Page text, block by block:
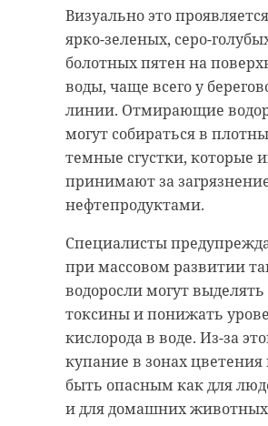
Визуально это
ярко-зеленых, серо-
болотных пятен на
воды, чаще всего у
линии. Отмирающие
могут собираться в
темные сгустки, которые
принимают за
нефтепродуктами.
Специалисты
при массовом развитии
водоросли могут выделять
токсины и понижать
кислорода в воде. Из-за
купание в зонах
быть опасным как для
и для домашних
Проверку провели после
обращений жителей. В
июня они сообщили, что в
Приозерске и городе
(Тосненский район)
лекарства для животных
лицензии. Инспекторы
подтвердили информацию:
выставлены на витринах
ветеринарные препараты
ценниками. Согласно
лицензий
предпринимателей
лицензии на
ветеринарной
деятельности.
Среди других нарушений -
отсутствие документов о
прохождении
медосмотра и
Комиссия также выявила
иностранцев, которые
работали в России.
Комитет по транспорту
эффективность
межведомственного
взаимодействия.
нелегальных
регионе снизилось.
Фото: Комитет по
Ленинградской области